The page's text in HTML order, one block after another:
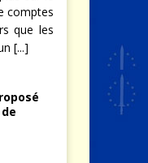
comptes
que les
[...]